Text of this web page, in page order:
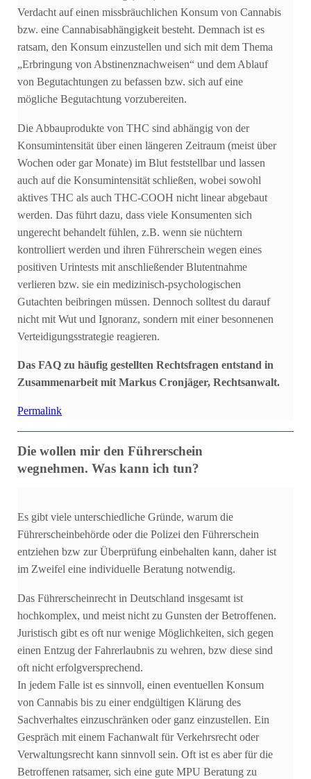
Verdacht auf einen missbräuchlichen Konsum von Cannabis
bzw. eine Cannabisabhängigkeit besteht. Demnach ist es
ratsam, den Konsum einzustellen und sich mit dem Thema
„Erbringung von Abstinenznachweisen“ und dem Ablauf
von Begutachtungen zu befassen bzw. sich auf eine
mögliche Begutachtung vorzubereiten.
Die Abbauprodukte von THC sind abhängig von der
Konsumintensität über einen längeren Zeitraum (meist über
Wochen oder gar Monate) im Blut feststellbar und lassen
auch auf die Konsumintensität schließen, wobei sowohl
aktives THC als auch THC-COOH nicht linear abgebaut
werden. Das führt dazu, dass viele Konsumenten sich
ungerecht behandelt fühlen, z.B. wenn sie nüchtern
kontrolliert werden und ihren Führerschein wegen eines
positiven Urintests mit anschließender Blutentnahme
verlieren bzw. sie ein medizinisch-psychologischen
Gutachten beibringen müssen. Dennoch solltest du darauf
nicht mit Wut und Ignoranz, sondern mit einer besonnenen
Verteidigungsstrategie reagieren.
Das FAQ zu häufig gestellten Rechtsfragen entstand in
Zusammenarbeit mit Markus Cronjäger, Rechtsanwalt.
Permalink
Die wollen mir den Führerschein
wegnehmen. Was kann ich tun?
Es gibt viele unterschiedliche Gründe, warum die
Führerscheinbehörde oder die Polizei den Führerschein
entziehen bzw zur Überprüfung einbehalten kann, daher ist
im Zweifel eine individuelle Beratung notwendig.
Das Führerscheinrecht in Deutschland insgesamt ist
hochkomplex, und meist nicht zu Gunsten der Betroffenen.
Juristisch gibt es oft nur wenige Möglichkeiten, sich gegen
einen Entzug der Fahrerlaubnis zu wehren, bzw diese sind
oft nicht erfolgversprechend.
In jedem Falle ist es sinnvoll, einen eventuellen Konsum
von Cannabis bis zu einer endgültigen Klärung des
Sachverhaltes einzuschränken oder ganz einzustellen. Ein
Gespräch mit einem Fachanwalt für Verkehrsrecht oder
Verwaltungsrecht kann sinnvoll sein. Oft ist es aber für die
Betroffenen ratsamer, sich eine gute MPU Beratung zu